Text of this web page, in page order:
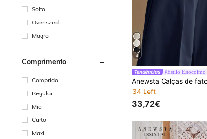
Solto
Overiszed
Magro
Comprimento
Comprido
Regular
Midi
Curto
Maxi
4
#Estilo Estocolmo
34 Left
33,72€